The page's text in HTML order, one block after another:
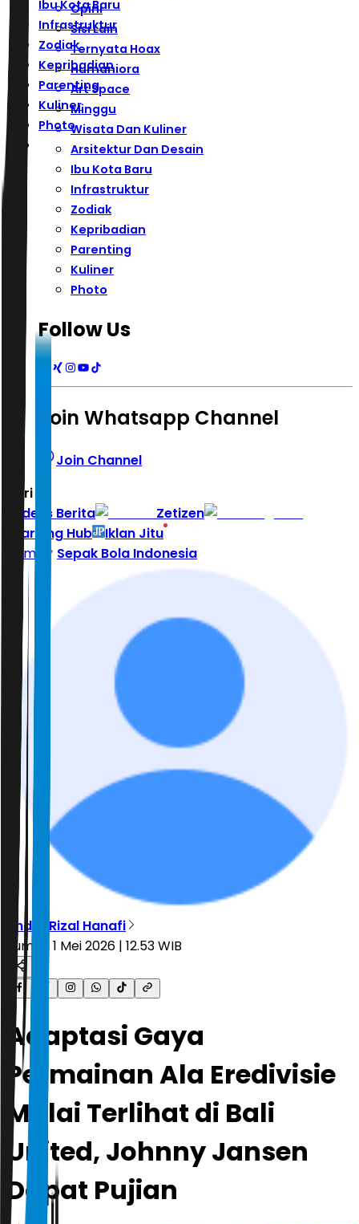
Ibu Kota Baru
Infrastruktur
Zodiak
Kepribadian
Parenting
Kuliner
Photo
Opini
Sisi Lain
Ternyata Hoax
Humaniora
Art Space
Minggu
Wisata Dan Kuliner
Arsitektur Dan Desain
Ibu Kota Baru
Infrastruktur
Zodiak
Kepribadian
Parenting
Kuliner
Photo
Follow Us
Join Whatsapp Channel
Join Channel
Hari ini
Indeks Berita
Zetizen
Learning Hub
Iklan Jitu
Home
Sepak Bola Indonesia
Andre Rizal Hanafi
Jumat, 1 Mei 2026 | 12.53 WIB
Adaptasi Gaya
Permainan Ala Eredivisie
Mulai Terlihat di Bali
United, Johnny Jansen
Dapat Pujian